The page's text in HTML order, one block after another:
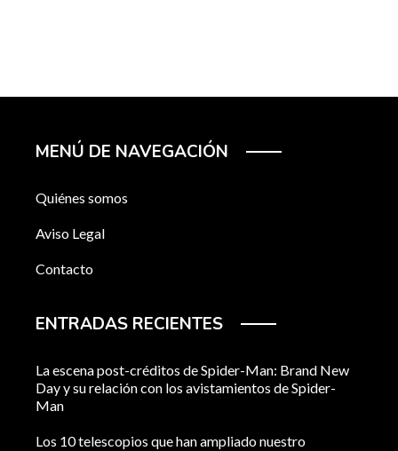
MENÚ DE NAVEGACIÓN
Quiénes somos
Aviso Legal
Contacto
ENTRADAS RECIENTES
La escena post-créditos de Spider-Man: Brand New
Day y su relación con los avistamientos de Spider-
Man
Los 10 telescopios que han ampliado nuestro